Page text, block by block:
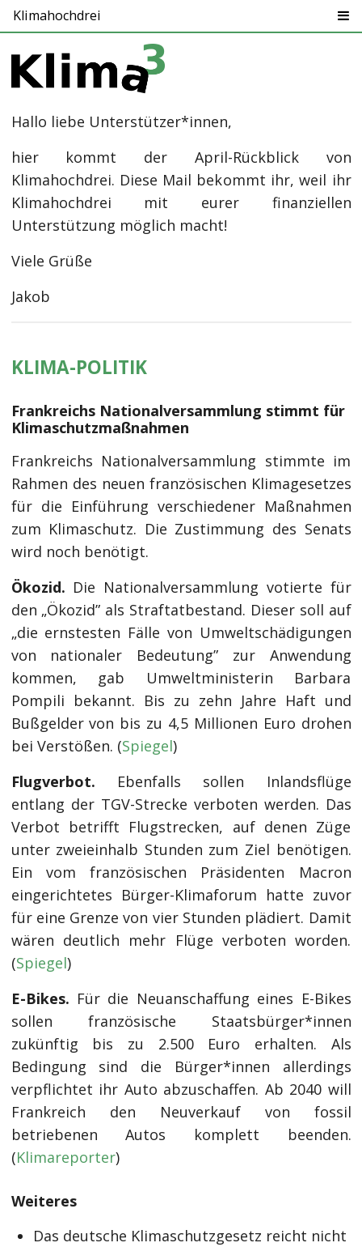
Klimahochdrei
Hallo liebe Unterstützer*innen,
hier kommt der April-Rückblick von
Klimahochdrei. Diese Mail bekommt ihr, weil ihr
Klimahochdrei mit eurer finanziellen
Unterstützung möglich macht!
Viele Grüße
Jakob
KLIMA-POLITIK
Frankreichs Nationalversammlung stimmt für
Klimaschutzmaßnahmen
Frankreichs Nationalversammlung stimmte im
Rahmen des neuen französischen Klimagesetzes
für die Einführung verschiedener Maßnahmen
zum Klimaschutz. Die Zustimmung des Senats
wird noch benötigt.
Ökozid. Die Nationalversammlung votierte für
den „Ökozid” als Straftatbestand. Dieser soll auf
„die ernstesten Fälle von Umweltschädigungen
von nationaler Bedeutung” zur Anwendung
kommen, gab Umweltministerin Barbara
Pompili bekannt. Bis zu zehn Jahre Haft und
Bußgelder von bis zu 4,5 Millionen Euro drohen
bei Verstößen. (Spiegel)
Flugverbot. Ebenfalls sollen Inlandsflüge
entlang der TGV-Strecke verboten werden. Das
Verbot betrifft Flugstrecken, auf denen Züge
unter zweieinhalb Stunden zum Ziel benötigen.
Ein vom französischen Präsidenten Macron
eingerichtetes Bürger-Klimaforum hatte zuvor
für eine Grenze von vier Stunden plädiert. Damit
wären deutlich mehr Flüge verboten worden.
(Spiegel)
E-Bikes. Für die Neuanschaffung eines E-Bikes
sollen französische Staatsbürger*innen
zukünftig bis zu 2.500 Euro erhalten. Als
Bedingung sind die Bürger*innen allerdings
verpflichtet ihr Auto abzuschaffen. Ab 2040 will
Frankreich den Neuverkauf von fossil
betriebenen Autos komplett beenden.
(Klimareporter)
Weiteres
Das deutsche Klimaschutzgesetz reicht nicht